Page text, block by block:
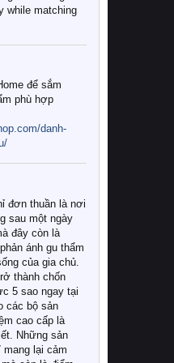
while matching
để sắm
phù hợp
danh-
đơn thuần là nơi
sau một ngày
đây còn là
ánh gu thẩm
của gia chủ.
thành chốn
5 sao ngay tại
các bộ sản
cao cấp là
Những sản
mang lại cảm